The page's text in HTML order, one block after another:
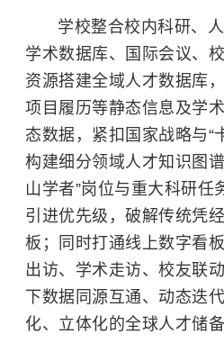
学校整合校内科研、
学术数据库、国际会议、
资源搭建全域人才数据库
项目履历等静态信息及学
态数据，紧扣国家战略与“
构建细分领域人才知识图
山学者”岗位与重大科研任
引进优先级，破解传统凭
板；同时打通线上数字看
出访、学术走访、校友联
下数据同源互通、动态迭
化、立体化的全球人才储备